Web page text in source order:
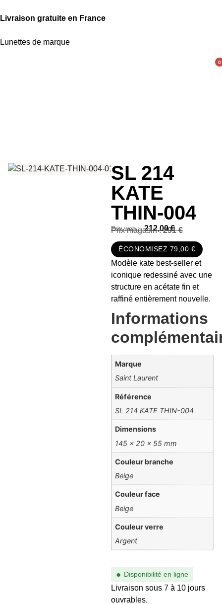
Livraison gratuite en France
Lunettes de marque
0
SL 214
KATE
THIN-004
212,00€
Prix magasin :291 €
ÉCONOMISEZ 79,00 €
Modèle kate best-seller et
iconique redessiné avec une
structure en acétate fin et
raffiné entièrement nouvelle.
Informations
Référence
SL 214 KATE THIN-004
Dimensions
145 × 20 × 55 mm
Couleur branche
Beige
Couleur face
Beige
Couleur verre
Argent
Marque
Saint Laurent
● Disponibilité en ligne
Livraison sous 7 à 10 jours
ouvrables.